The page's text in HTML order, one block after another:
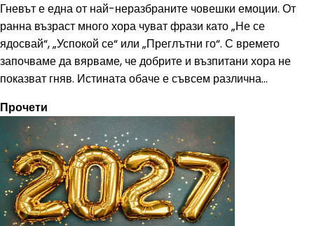
Гневът е една от най-неразбраните човешки емоции. От
ранна възраст много хора чуват фрази като „Не се
ядосвай“, „Успокой се“ или „Преглътни го“. С времето
започваме да вярваме, че добрите и възпитани хора не
показват гняв. Истината обаче е съвсем различна...
Прочети